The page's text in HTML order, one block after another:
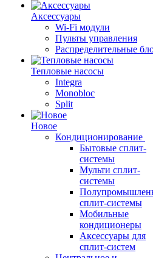
Аксессуары
Wi-Fi модули
Пульты управления
Распределительные
Тепловые насосы
Integra
Monobloc
Split
Новое
Кондиционирование
Бытовые сплит-
системы
Мульти сплит-
системы
сплит-системы
Мобильные
кондиционеры
Аксессуары для
сплит-систем